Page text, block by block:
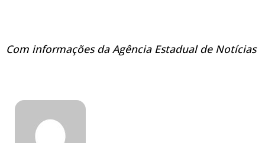
Com informações da Agência Estadual de Notícias